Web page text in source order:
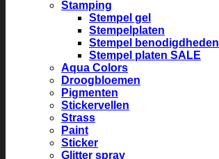
Stamping
Stempel gel
Stempelplaten
Stempel benodigdheden
Stempel platen SALE
Aqua Colors
Droogbloemen
Pigmenten
Stickervellen
Strass
Paint
Sticker
Glitter spray